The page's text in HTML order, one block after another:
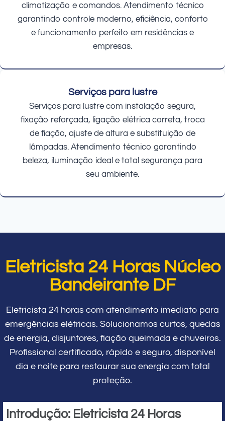
climatização e comandos. Atendimento técnico
garantindo controle moderno, eficiência, conforto
e funcionamento perfeito em residências e
empresas.
Serviços para lustre
Serviços para lustre com instalação segura,
fixação reforçada, ligação elétrica correta, troca
de fiação, ajuste de altura e substituição de
lâmpadas. Atendimento técnico garantindo
beleza, iluminação ideal e total segurança para
seu ambiente.
Eletricista 24 Horas Núcleo
Bandeirante DF
Eletricista 24 horas com atendimento imediato para
emergências elétricas. Solucionamos curtos, quedas
de energia, disjuntores, fiação queimada e chuveiros.
Profissional certificado, rápido e seguro, disponível
dia e noite para restaurar sua energia com total
proteção.
Introdução: Eletricista 24 Horas